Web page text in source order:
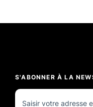
S'ABONNER À LA